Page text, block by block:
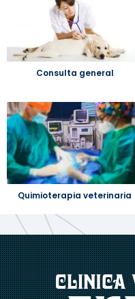
Consulta general
Quimioterapia veterinaria